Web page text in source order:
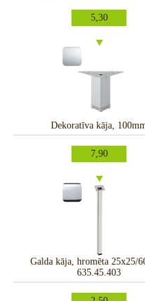
5,30
Dekoratīva kāja,
7,90
Galda kāja, hromēta 25x25/
635.45.403